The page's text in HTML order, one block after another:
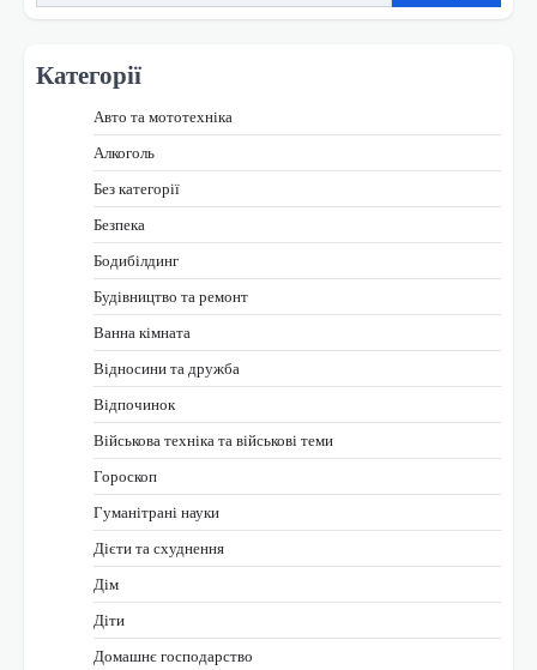
Категорії
Авто та мототехніка
Алкоголь
Без категорії
Безпека
Бодибілдинг
Будівництво та ремонт
Ванна кімната
Відносини та дружба
Відпочинок
Військова техніка та військові теми
Гороскоп
Гуманітрані науки
Дієти та схуднення
Дім
Діти
Домашнє господарство